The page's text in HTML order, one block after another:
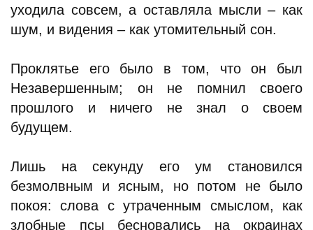
уходила совсем, а оставляла мысли – как
шум, и видения – как утомительный сон.
Проклятье его было в том, что он был
Незавершенным; он не помнил своего
прошлого и ничего не знал о своем
будущем.
Лишь на секунду его ум становился
безмолвным и ясным, но потом не было
покоя: слова с утраченным смыслом, как
злобные псы бесновались на окраинах